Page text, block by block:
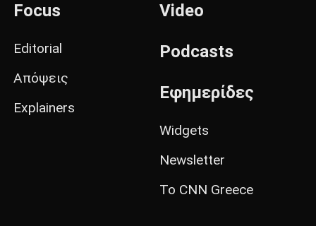
Focus
Editorial
Απόψεις
Explainers
Video
Podcasts
Εφημερίδες
Widgets
Newsletter
Το CNN Greece